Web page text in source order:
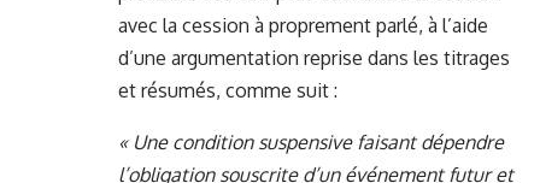
avec la cession à proprement parlé, à l’aide
d’une argumentation reprise dans les titrages
et résumés, comme suit :
« Une condition suspensive faisant dépendre
l’obligation souscrite d’un événement futur et